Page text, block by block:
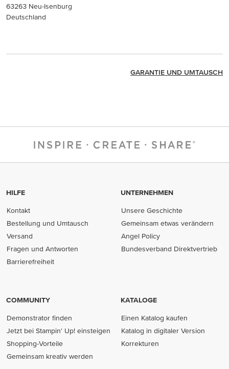
63263 Neu-Isenburg
Deutschland
GARANTIE UND UMTAUSCH
HILFE
Kontakt
Bestellung und Umtausch
Versand
Fragen und Antworten
Barrierefreiheit
UNTERNEHMEN
Unsere Geschichte
Gemeinsam etwas verändern
Angel Policy
Bundesverband Direktvertrieb
COMMUNITY
Demonstrator finden
Jetzt bei Stampin' Up! einsteigen
Shopping-Vorteile
Gemeinsam kreativ werden
KATALOGE
Einen Katalog kaufen
Katalog in digitaler Version
Korrekturen